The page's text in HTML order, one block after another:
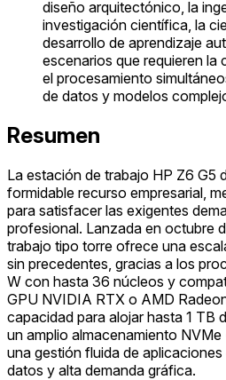
diseño arquitectónico, la
investigación científica, la
desarrollo de aprendizaje
escenarios que requieren la
el procesamiento
de datos y modelos
Resumen
La estación de trabajo HP Z6 G5
formidable recurso empresarial,
para satisfacer las exigentes
profesional. Lanzada en octubre
trabajo tipo torre ofrece una
sin precedentes, gracias a los
W con hasta 36 núcleos y
GPU NVIDIA RTX o AMD
capacidad para alojar hasta 1 TB
un amplio almacenamiento
una gestión fluida de
datos y alta demanda gráfica.